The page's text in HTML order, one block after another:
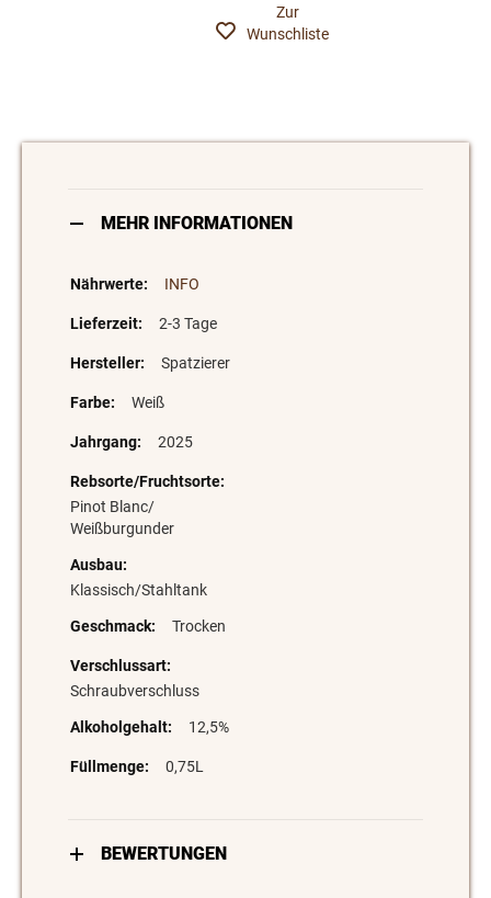
Zur
Wunschliste
MEHR INFORMATIONEN
INFO
2-3 Tage
Spatzierer
Weiß
2025
Pinot Blanc/
Weißburgunder
Klassisch/Stahltank
Trocken
Schraubverschluss
12,5%
0,75L
BEWERTUNGEN